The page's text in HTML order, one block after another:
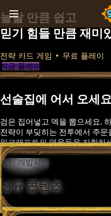
놀랄 만큼 쉽고
믿기 힘들 만큼 재미
전략 카드 게임 • 무료 플레이
지금 플레이
선술집에 어서 오세
검은 집어넣고 덱을 뽑으세요.
전략이 부딪히는 전투에서 주
워크래프트의 영웅들을 지휘하
최신 개발사항
신규 콘텐츠